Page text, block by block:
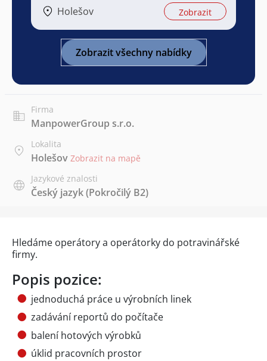
Holešov Zobrazit
Zobrazit všechny nabídky
Firma
ManpowerGroup s.r.o.
Lokalita
Holešov Zobrazit na mapě
Jazykové znalosti
Český jazyk(Pokročilý B2)
Hledáme operátory a operátorky do potravinářské
firmy.
Popis pozice:
jednoduchá práce u výrobních linek
zadávání reportů do počítače
balení hotových výrobků
úklid pracovních prostor